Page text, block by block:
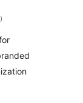
total
ratings
)